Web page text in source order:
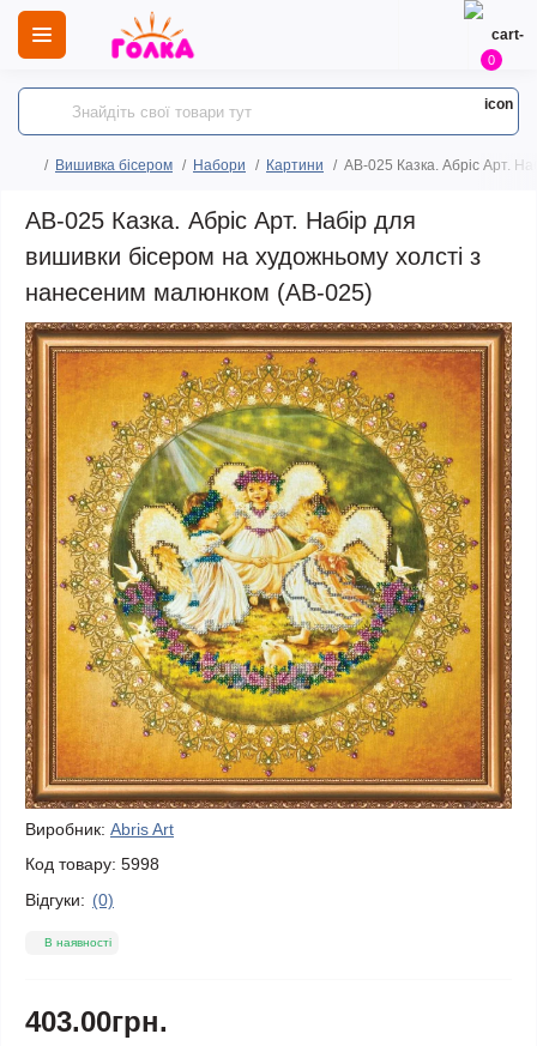
0
Вишивка бісером Набори Картини AB-025 Казка. Абріс Арт.
AB-025 Казка. Абріс Арт. Набір для
вишивки бісером на художньому холсті з
нанесеним малюнком (АВ-025)
Виробник: Abris Art
Код товару: 5998
Відгуки: (0)
В наявності
403.00грн.